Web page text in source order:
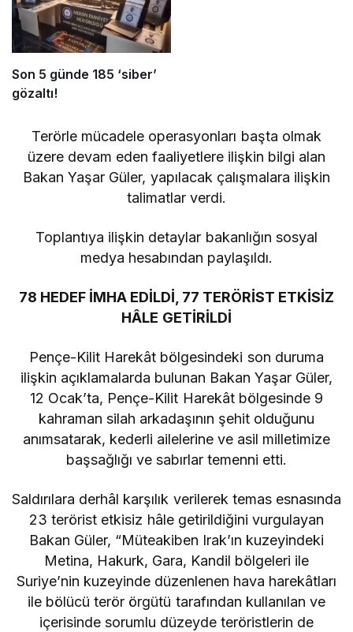
Son 5 günde 185 ‘siber’
gözaltı!
Terörle mücadele operasyonları başta olmak
üzere devam eden faaliyetlere ilişkin bilgi alan
Bakan Yaşar Güler, yapılacak çalışmalara ilişkin
talimatlar verdi.
Toplantıya ilişkin detaylar bakanlığın sosyal
medya hesabından paylaşıldı.
78 HEDEF İMHA EDİLDİ, 77 TERÖRİST ETKİSİZ
HÂLE GETİRİLDİ
Pençe-Kilit Harekât bölgesindeki son duruma
ilişkin açıklamalarda bulunan Bakan Yaşar Güler,
12 Ocak’ta, Pençe-Kilit Harekât bölgesinde 9
kahraman silah arkadaşının şehit olduğunu
anımsatarak, kederli ailelerine ve asil milletimize
başsağlığı ve sabırlar temenni etti.
Saldırılara derhâl karşılık verilerek temas esnasında
23 terörist etkisiz hâle getirildiğini vurgulayan
Bakan Güler, “Müteakiben Irak’ın kuzeyindeki
Metina, Hakurk, Gara, Kandil bölgeleri ile
Suriye’nin kuzeyinde düzenlenen hava harekâtları
ile bölücü terör örgütü tarafından kullanılan ve
içerisinde sorumlu düzeyde teröristlerin de